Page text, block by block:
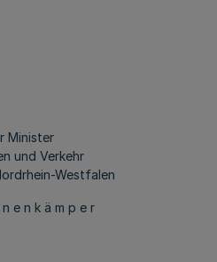
Minister
und Verkehr
Westfalen
e n k ä m p e r